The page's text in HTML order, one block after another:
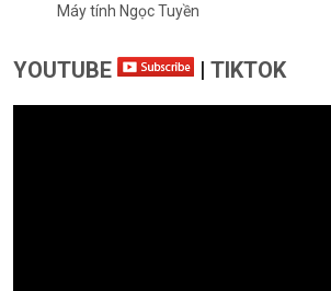
Máy tính Ngọc Tuyền
YOUTUBE | TIKTOK